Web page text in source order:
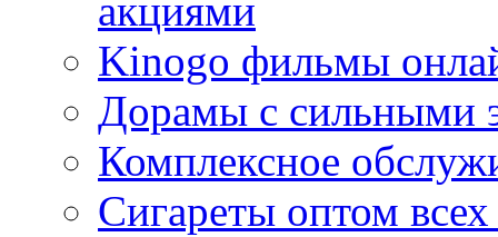
акциями
Kinogo фильмы
Дорамы с сильными
Комплексное
Сигареты оптом